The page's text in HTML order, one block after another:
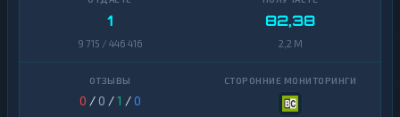
1
9 715 / 446 416
82,38
2,2 M
0 / 0 /1 /0